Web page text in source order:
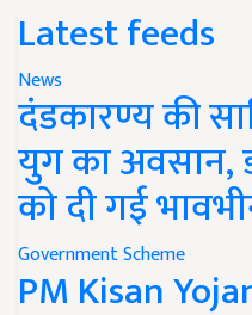
Latest feeds
News
दंडकारण्य की
युग का अवसान,
को दी गई
Government Scheme
PM Kisan